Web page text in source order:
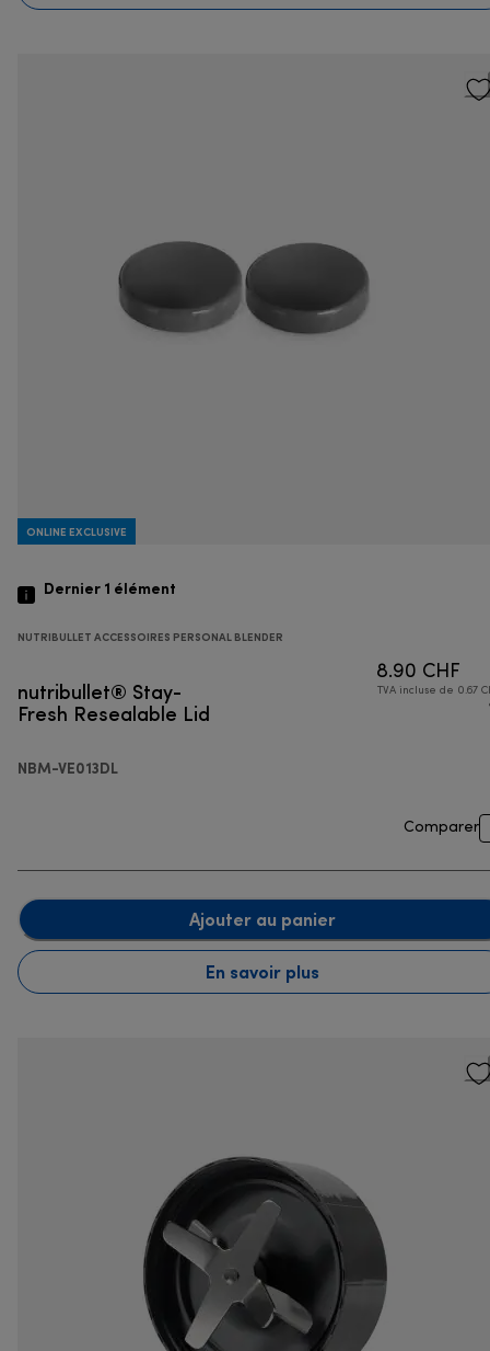
ONLINE EXCLUSIVE
Dernier 1 élément
NUTRIBULLET ACCESSOIRES PERSONAL BLENDER
nutribullet® Stay-
Fresh Resealable Lid
NBM-VE013DL
8.90 CHF
TVA incluse de 0.67
Comparer
Ajouter au panier
En savoir plus